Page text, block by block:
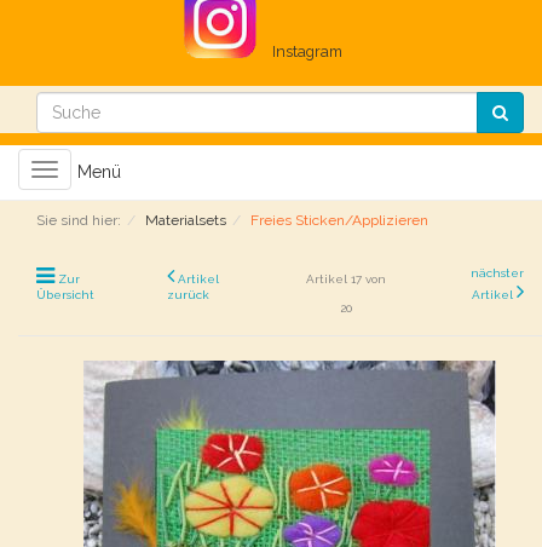
Instagram
Toggle
navigation
Menü
Sie sind hier: Materialsets Freies Sticken/Applizieren
Zur
Übersicht
Artikel
zurück
Artikel 17 von
20
nächster
Artikel